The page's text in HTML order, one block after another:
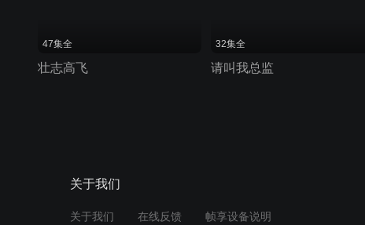
47集全
壮志高飞
32集全
请叫我总监
关于我们
关于我们 在线反馈 帧享设备说明